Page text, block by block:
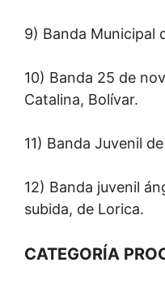
9) Banda Municipal
10) Banda 25 de
Catalina, Bolívar.
11) Banda Juvenil
12) Banda juvenil
subida, de Lorica.
CATEGORÍA